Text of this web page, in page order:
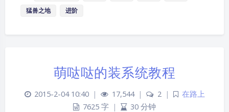
浅阴影
关闭 日落
猛兽之地
进阶
萌哒哒的装系统教程
2015-2-04 10:40 | 17,544 | 2 |
在路上
7625 字 | 30 分钟